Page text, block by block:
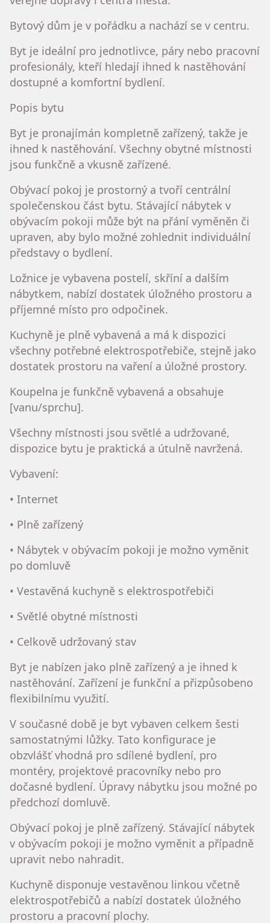
Bytový dům je v pořádku a nachází se v centru.
Byt je ideální pro jednotlivce, páry nebo pracovní
profesionály, kteří hledají ihned k nastěhování
dostupné a komfortní bydlení.
Popis bytu
Byt je pronajímán kompletně zařízený, takže je
ihned k nastěhování. Všechny obytné místnosti
jsou funkčně a vkusně zařízené.
Obývací pokoj je prostorný a tvoří centrální
společenskou část bytu. Stávající nábytek v
obývacím pokoji může být na přání vyměněn či
upraven, aby bylo možné zohlednit individuální
představy o bydlení.
Ložnice je vybavena postelí, skříní a dalším
nábytkem, nabízí dostatek úložného prostoru a
příjemné místo pro odpočinek.
Kuchyně je plně vybavená a má k dispozici
všechny potřebné elektrospotřebiče, stejně jako
dostatek prostoru na vaření a úložné prostory.
Koupelna je funkčně vybavená a obsahuje
[vanu/sprchu].
Všechny místnosti jsou světlé a udržované,
dispozice bytu je praktická a útulně navržená.
Vybavení:
• Internet
• Plně zařízený
• Nábytek v obývacím pokoji je možno vyměnit
po domluvě
• Vestavěná kuchyně s elektrospotřebiči
• Světlé obytné místnosti
• Celkově udržovaný stav
Byt je nabízen jako plně zařízený a je ihned k
nastěhování. Zařízení je funkční a přizpůsobeno
flexibilnímu využití.
V současné době je byt vybaven celkem šesti
samostatnými lůžky. Tato konfigurace je
obzvlášť vhodná pro sdílené bydlení, pro
montéry, projektové pracovníky nebo pro
dočasné bydlení. Úpravy nábytku jsou možné po
předchozí domluvě.
Obývací pokoj je plně zařízený. Stávající nábytek
v obývacím pokoji je možno vyměnit a případně
upravit nebo nahradit.
Kuchyně disponuje vestavěnou linkou včetně
elektrospotřebičů a nabízí dostatek úložného
prostoru a pracovní plochy.